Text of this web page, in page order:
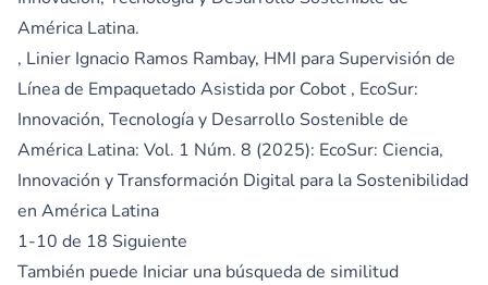
América Latina.
, Linier Ignacio Ramos Rambay, HMI para Supervisión de
Línea de Empaquetado Asistida por Cobot , EcoSur:
Innovación, Tecnología y Desarrollo Sostenible de
América Latina: Vol. 1 Núm. 8 (2025): EcoSur: Ciencia,
Innovación y Transformación Digital para la Sostenibilidad
en América Latina
1-10 de 18 Siguiente
También puede Iniciar una búsqueda de similitud